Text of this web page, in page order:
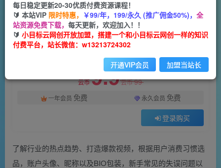
2年前发布
813 36
此内容为付费阅读，请付费后查看
云币9.9云币99
一年会员 免费 永久会员 免费
登录购买
付费阅读
了解行业的热点趋势、打造爆款视频，根据用户消费习惯选
品，账户头像、昵称以及BIO包装，新手常见的失误问题以
每日稳定更新20-30优质付费资源课程！
🔰 本站VIP 限时特惠， ￥99/年，199/永久 (推广佣金50%)， 全
站资源免费下载， 每天更新，欢迎加入！！
🔰 小目标云网创开放加盟，搭建一个和小目标云网创一样的知识
付费平台，站长微信：w13213724302
开通VIP会员 加盟当站长